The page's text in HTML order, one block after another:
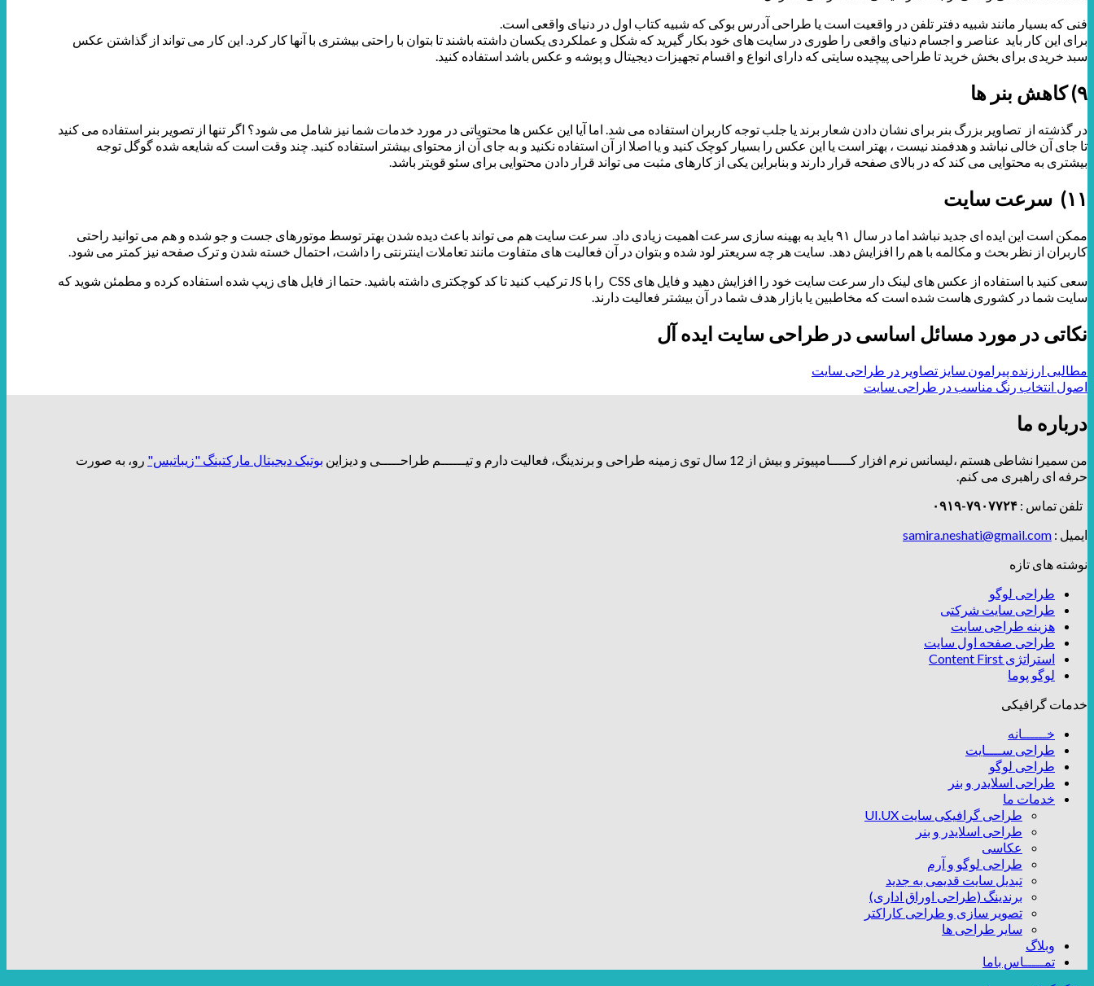
فنی که بسیار مانند شبیه دفتر تلفن در واقعیت است یا طراحی آدرس بوکی که شبیه کتاب اول در دنیای واقعی است.
برای این کار باید عناصر و اجسام دنیای واقعی را طوری در سایت های خود بکار گیرید که شکل و عملکردی یکسان داشته باشند تا بتوان با راحتی بیشتری با آنها کار کرد. این کار می تواند از گذاشتن عکس
سبد خریدی برای بخش خرید تا طراحی پیچیده سایتی که دارای انواع و اقسام تجهیزات دیجیتال و پوشه و عکس باشد استفاده کنید.
۹) کاهش بنر ها
در گذشته از تصاویر بزرگ بنر برای نشان دادن شعار برند یا جلب توجه کاربران استفاده می شد. اما آیا این عکس ها محتویاتی در مورد خدمات شما نیز شامل می شود؟ اگر تنها از تصویر بنر استفاده می کنید
تا جای آن خالی نباشد و هدفمند نیست ، بهتر است یا این عکس را بسیار کوچک کنید و یا اصلا از آن استفاده نکنید و به جای آن از محتوای بیشتر استفاده کنید. چند وقت است که شایعه شده گوگل توجه
بیشتری به محتوایی می کند که در بالای صفحه قرار دارند و بنابراین یکی از کارهای مثبت می تواند قرار دادن محتوایی برای سئو قویتر باشد.
۱۱) سرعت سایت
ممکن است این ایده ای جدید نباشد اما در سال ۹۱ باید به بهینه سازی سرعت اهمیت زیادی داد. سرعت سایت هم می تواند باعث دیده شدن بهتر توسط موتورهای جست و جو شده و هم می توانید راحتی
کاربران از نظر بحث و مکالمه با هم را افزایش دهد. سایت هر چه سریعتر لود شده و بتوان در آن فعالیت های متفاوت مانند تعاملات اینترنتی را داشت، احتمال خسته شدن و ترک صفحه نیز کمتر می شود.
سعی کنید با استفاده از عکس های لینک دار سرعت سایت خود را افزایش دهید و فایل های CSS را با JS ترکیب کنید تا کد کوچکتری داشته باشید. حتما از فایل های زیپ شده استفاده کرده و مطمئن شوید که
سایت شما در کشوری هاست شده است که مخاطبین یا بازار هدف شما در آن بیشتر فعالیت دارند.
نکاتی در مورد مسائل اساسی در طراحی سایت ایده آل
مطالبی ارزنده پیرامون سایز تصاویر در طراحی سایت
اصول انتخاب رنگ مناسب در طراحی سایت
درباره ما
من سمیرا نشاطی هستم ،لیسانس نرم افزار کـــــامپیوتر و بیش از 12 سال توی زمینه طراحی و برندینگ، فعالیت دارم و تیــــــم طراحـــــی و دیزاین بوتیک دیجیتال مارکتینگ "زیباتیس" رو، به صورت
حرفه ای راهبری می کنم.
تلفن تماس : ۷۹۰۷۷۲۴-۰۹۱۹
ایمیل : samira.neshati@gmail.com
نوشته های تازه
طراحی لوگو
طراحی سایت شرکتی
هزینه طراحی سایت
طراحی صفحه اول سایت
استراتژی Content First
لوگو پوما
خدمات گرافیکی
خــــــانه
طراحی ســــایت
طراحی لوگو
طراحی اسلایدر و بنر
خدمات ما
طراحی گرافیکی سایت UI.UX
طراحی اسلایدر و بنر
عکاسی
طراحی لوگو و آرم
تبدیل سایت قدیمی به جدید
برندینگ (طراحی اوراق اداری)
تصویر سازی و طراحی کاراکتر
سایر طراحی ها
وبلاگ
تمـــــاس باما